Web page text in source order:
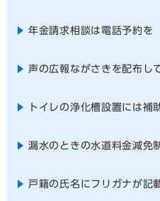
年金請求相談は電話予約を
声の広報ながさきを配布し
トイレの浄化槽設置には補
漏水のときの水道料金減免
戸籍の氏名にフリガナが記